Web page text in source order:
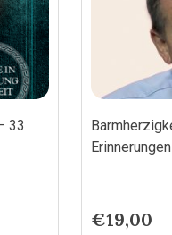
33
€19,00